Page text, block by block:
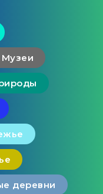
Музеи
деревни